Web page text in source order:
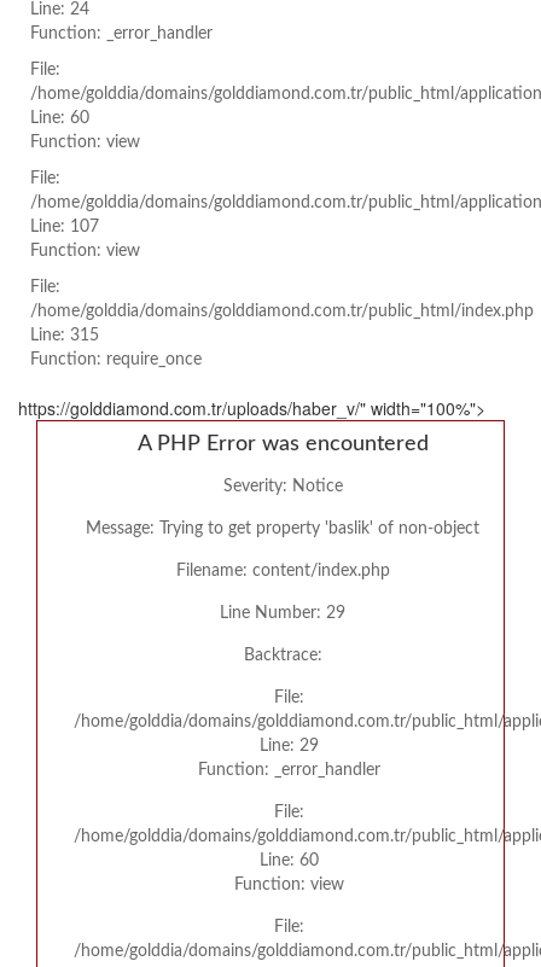
Line: 24
Function: _error_handler
File:
/home/golddia/domains/golddiamond.com.tr/public_html/
Line: 60
Function: view
File:
/home/golddia/domains/golddiamond.com.tr/public_html/
Line: 107
Function: view
File:
/home/golddia/domains/golddiamond.com.tr/public_html/index.php
Line: 315
Function: require_once
https://golddiamond.com.tr/uploads/haber_v/" width="100%">
A PHP Error was encountered
Severity: Notice
Message: Trying to get property 'baslik' of non-object
Filename: content/index.php
Line Number: 29
Backtrace:
File:
/home/golddia/domains/golddiamond.com.tr/public_html/
Line: 29
Function: _error_handler
File:
/home/golddia/domains/golddiamond.com.tr/public_html/
Line: 60
Function: view
File:
/home/golddia/domains/golddiamond.com.tr/public_html/